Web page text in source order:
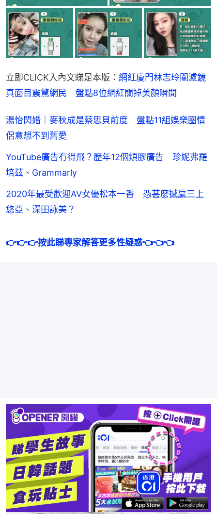
立即CLICK入內文睇足本版： 網紅廈門林志玲關濾鏡
真面目震驚網民　盤點8位網紅關掉美顏瞬間
湯怡閃婚｜麥秋成是蔡思貝前度 盤點11組娛樂圈情
侶意想不到舊愛
YouTube廣告冇得飛？歷年12個煩膠廣告 珍妮弗羅
培茲、Grammarly
2020年最受歡迎AV女優松本一香 憑甚麼撼贏三上
悠亞、深田詠美？
👉👉👉按此睇專家解答更多性疑惑👈👈👈